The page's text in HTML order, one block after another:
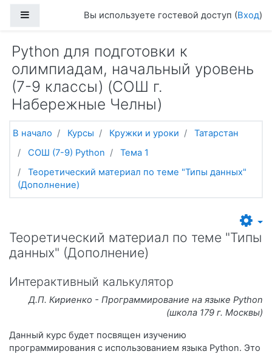
Боковая панельВы используете гостевой доступ (Вход)
Python для подготовки к
олимпиадам, начальный уровень
(7-9 классы) (СОШ г.
Набережные Челны)
В начало Курсы Кружки и уроки
Татарстан
СОШ (7-9) Python
Тема 1
Теоретический материал по теме "Типы данных"
(Дополнение)
Теоретический материал по теме "Типы
данных" (Дополнение)
Интерактивный калькулятор
Д.П. Кириенко - Программирование на языке Python
(школа 179 г. Москвы)
Данный курс будет посвящен изучению
программирования с использованием языка Python. Это